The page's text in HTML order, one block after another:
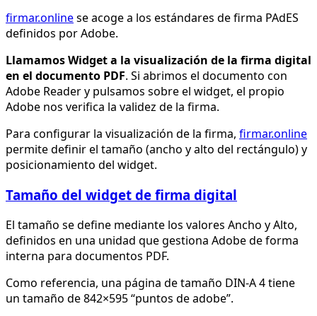
firmar.onlinese acoge a los estándares de firma PAdES
definidos por Adobe.
Llamamos Widget a la visualización de la firma digital
en el documento PDF. Si abrimos el documento con
Adobe Reader y pulsamos sobre el widget, el propio
Adobe nos verifica la validez de la firma.
Para configurar la visualización de la firma, firmar.online
permite definir el tamaño (ancho y alto del rectángulo) y
posicionamiento del widget.
Tamaño del widget de firma digital
El tamaño se define mediante los valores Ancho y Alto,
definidos en una unidad que gestiona Adobe de forma
interna para documentos PDF.
Como referencia, una página de tamaño DIN-A 4 tiene
un tamaño de 842×595 “puntos de adobe”.